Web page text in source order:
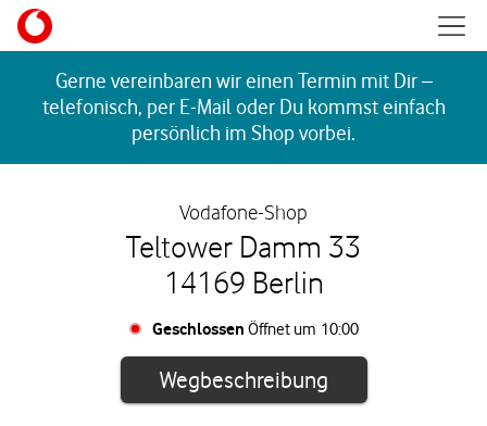
Skip to content
Gerne vereinbaren wir einen Termin mit Dir –
telefonisch, per E-Mail oder Du kommst einfach
persönlich im Shop vorbei.
Vodafone-Shop
Teltower Damm 33
14169 Berlin
Geschlossen Öffnet um 10:00
WegbeschreibungLink öffnet in